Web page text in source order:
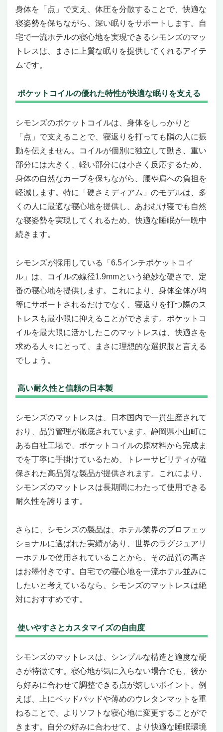
身体を「点」で支え、体圧を分散することで、快適な
寝姿勢を保ちながら、深い眠りをサポートします。自
宅で一流ホテルの寝心地を実現できるシモンズのマッ
トレスは、まさに上質な眠りを提供してくれるアイテ
ムです。
ポケットコイルの優れた特性が快適な眠りを支える
シモンズのポケットコイルは、身体をしっかりと
「点」で支えることで、寝返りを打っても隣の人に振
動を伝えません。コイルが個別に独立して動き、重い
部分には大きく、軽い部分には小さく反応するため、
身体の自然なカーブを保ちながら、腰や肩への負担を
軽減します。特に「硬さミディアム」のモデルは、多
くの人に最適な寝心地を提供し、あおむけ寝でも自然
な寝姿勢を実現してくれるため、快適な睡眠が一晩中
続きます。
シモンズが採用している「6.5インチポケットコイ
ル」は、コイルの線径1.9mmという絶妙な硬さで、定
番の寝心地を提供します。これにより、身体全体が均
等にサポートされるだけでなく、寝返りを打つ際のス
トレスも最小限に抑えることができます。ポケットコ
イルを最大限に活かしたこのマットレスは、快適さを
求める人々にとって、まさに理想的な選択肢と言える
でしょう。
高い耐久性と信頼の日本製
シモンズのマットレスは、日本国内で一貫生産されて
おり、品質管理が徹底されています。静岡県小山町に
ある自社工場で、ポケットコイルの原材料から完成ま
でを丁寧に手掛けているため、トレーサビリティが確
保された高品質な製品が提供されます。これにより、
シモンズのマットレスは長期間にわたって使用できる
耐久性を誇ります。
さらに、シモンズの製品は、ホテル業界のプロフェッ
ショナルに選ばれた実績があり、世界のラグジュアリ
ーホテルで使用されていることから、その品質の高さ
はお墨付きです。自宅での寝心地を一流ホテル並みに
したいと考えているなら、シモンズのマットレスは絶
対におすすめです。
使いやすさとカスタマイズの自由度
シモンズのマットレスは、シンプルな構造と適度な硬
さが特徴です。寝心地が気に入らない場合でも、後か
ら好みに合わせて調整できる点が嬉しいポイント。例
えば、上にベッドパッドや薄めのウレタンマットを重
ねることで、よりソフトな寝心地に変更することがで
きます。自分の好みに合わせて、より快適な睡眠環境